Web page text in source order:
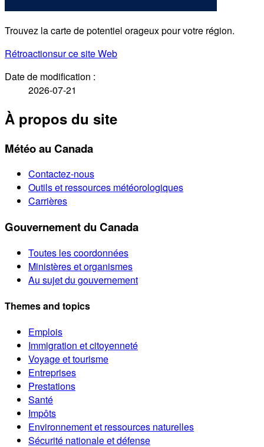
Trouvez la carte de potentiel orageux pour votre région.
Rétroactionsur ce site Web
Date de modification :
2026-07-21
À propos du site
Météo au Canada
Contactez-nous
Outils et ressources météorologiques
Carrières
Gouvernement du Canada
Toutes les coordonnées
Ministères et organismes
Au sujet du gouvernement
Themes and topics
Emplois
Immigration et citoyenneté
Voyage et tourisme
Entreprises
Prestations
Santé
Impôts
Environnement et ressources naturelles
Sécurité nationale et défense